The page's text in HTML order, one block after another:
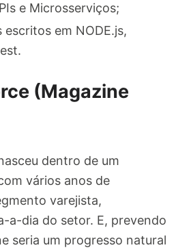
e Microsserviços;
escritos em NODE.js,
(Magazine
dentro de um
vários anos de
varejista,
a-dia do setor. E, prevendo
seria um progresso natural